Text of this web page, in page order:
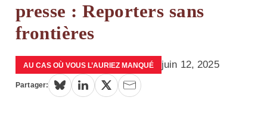
presse : Reporters sans
frontières
AU CAS OÙ VOUS L’AURIEZ MANQUÉ juin 12, 2025
Partager: